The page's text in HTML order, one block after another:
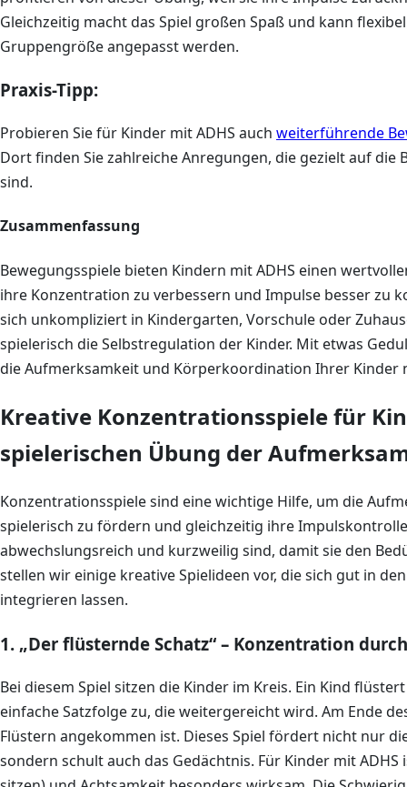
Gleichzeitig macht das Spiel großen Spaß und kann
Gruppengröße angepasst werden.
Praxis-Tipp:
Probieren Sie für Kinder mit ADHS auch weiterführende
Dort finden Sie zahlreiche Anregungen, die gezielt auf
sind.
Zusammenfassung
Bewegungsspiele bieten Kindern mit ADHS einen
ihre Konzentration zu verbessern und Impulse besser zu
sich unkompliziert in Kindergarten, Vorschule oder
spielerisch die Selbstregulation der Kinder. Mit etwas
die Aufmerksamkeit und Körperkoordination Ihrer Kinder
Kreative Konzentrationsspiele für
spielerischen Übung der
Konzentrationsspiele sind eine wichtige Hilfe, um die
spielerisch zu fördern und gleichzeitig ihre
abwechslungsreich und kurzweilig sind, damit sie den
stellen wir einige kreative Spielideen vor, die sich gut in
integrieren lassen.
1. „Der flüsternde Schatz“ – Konzentration
Bei diesem Spiel sitzen die Kinder im Kreis. Ein Kind
einfache Satzfolge zu, die weitergereicht wird. Am Ende
Flüstern angekommen ist. Dieses Spiel fördert nicht nur
sondern schult auch das Gedächtnis. Für Kinder mit